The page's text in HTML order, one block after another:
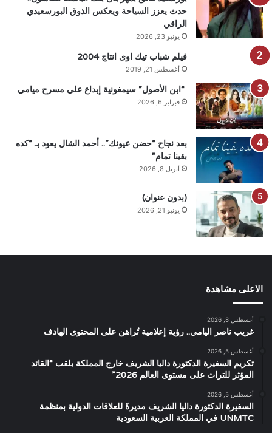
حدث يعزز السياحة ويعكس الذوق البورسعيدي
الراقي
يونيو 23, 2026
فيلم شباب تيك اوى انتاج 2004
أغسطس 21, 2019
“ابن الأصول” سيمفونية إبداع علي مسرح ميامي
فبراير 6, 2026
بعد نجاح “حضن عيونك”.. أحمد الشال يعود بـ “كده
بقينا تمام”
أبريل 8, 2026
(بدون عنوان)
يونيو 21, 2026
الاعلى مشاهدة
أغسطس 8, 2026
غريب ناصر اليامي.. رؤية إعلامية تُراهن على المحتوى الهادف
أغسطس 5, 2026
تكريم السفيرة الدكتورة داليا الشريف خارج المملكة بلقب “القائد
المؤثر للتراث على مستوى العالم 2026”
أغسطس 5, 2026
السفيرة الدكتورة داليا الشريف مديرةً للعلاقات الدولية بمنظمة
UNMTC في المملكة العربية السعودية